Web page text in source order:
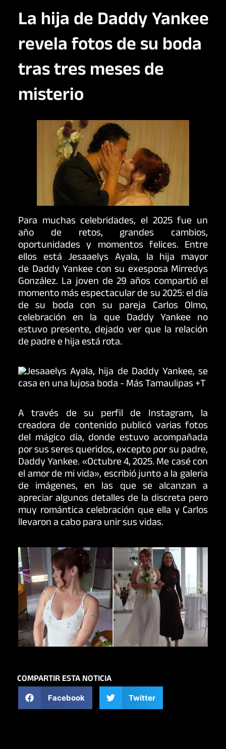
La hija de Daddy Yankee
revela fotos de su boda
tras tres meses de
misterio
Para muchas celebridades, el 2025 fue un
año de retos, grandes cambios,
oportunidades y momentos felices. Entre
ellos está Jesaaelys Ayala, la hija mayor
de Daddy Yankee con su exesposa Mirredys
González. La joven de 29 años compartió el
momento más espectacular de su 2025: el día
de su boda con su pareja Carlos Olmo,
celebración en la que Daddy Yankee no
estuvo presente, dejado ver que la relación
de padre e hija está rota.
A través de su perfil de Instagram, la
creadora de contenido publicó varias fotos
del mágico día, donde estuvo acompañada
por sus seres queridos, excepto por su padre,
Daddy Yankee. «Octubre 4, 2025. Me casé con
el amor de mi vida», escribió junto a la galeria
de imágenes, en las que se alcanzan a
apreciar algunos detalles de la discreta pero
muy romántica celebración que ella y Carlos
llevaron a cabo para unir sus vidas.
COMPARTIR ESTA NOTICIA
Facebook Twitter